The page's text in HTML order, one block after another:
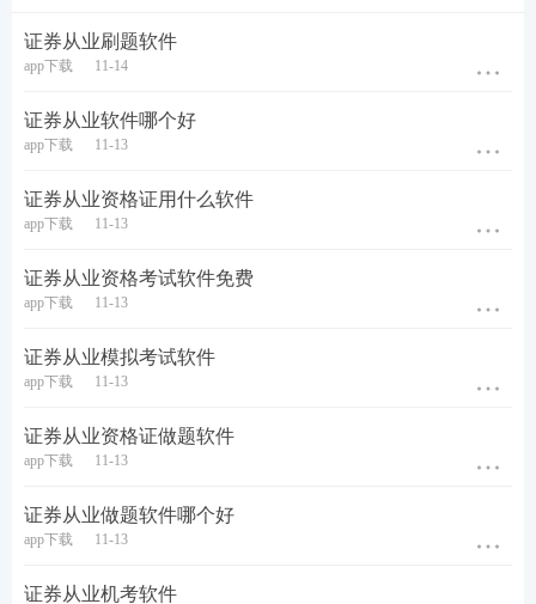
不仅如此！233网校APP还包含各类精品资料，强推以
下三类！考前你一定离不开“它”。
第一种：证券资料包。
划、计算题 案例、思维导图、模考试卷、历年真题、
是你需要的，快来下载吧！【
证券从业刷题软件
app下载 11-14
证券从业软件哪个好
app下载 11-13
证券从业资格证用什么软件
app下载 11-13
证券从业资格考试软件免费
app下载 11-13
证券从业模拟考试软件
app下载 11-13
证券从业资格证做题软件
app下载 11-13
证券从业做题软件哪个好
app下载 11-13
证券从业机考软件